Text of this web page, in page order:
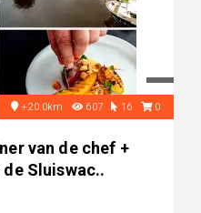
+20.0km 607 16 0
van de chef +
Sluiswac..